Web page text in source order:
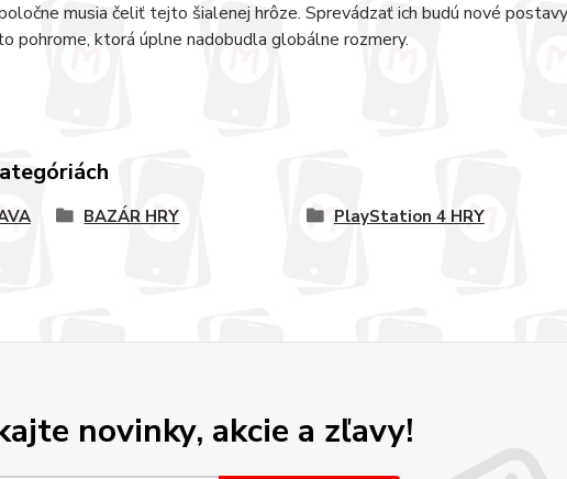
musia čeliť tejto šialenej hrôze. Sprevádzať ich budú nové
pohrome, ktorá úplne nadobudla globálne rozmery.
BAZÁR HRY PlayStation 4 HRY
novinky, akcie a zľavy!